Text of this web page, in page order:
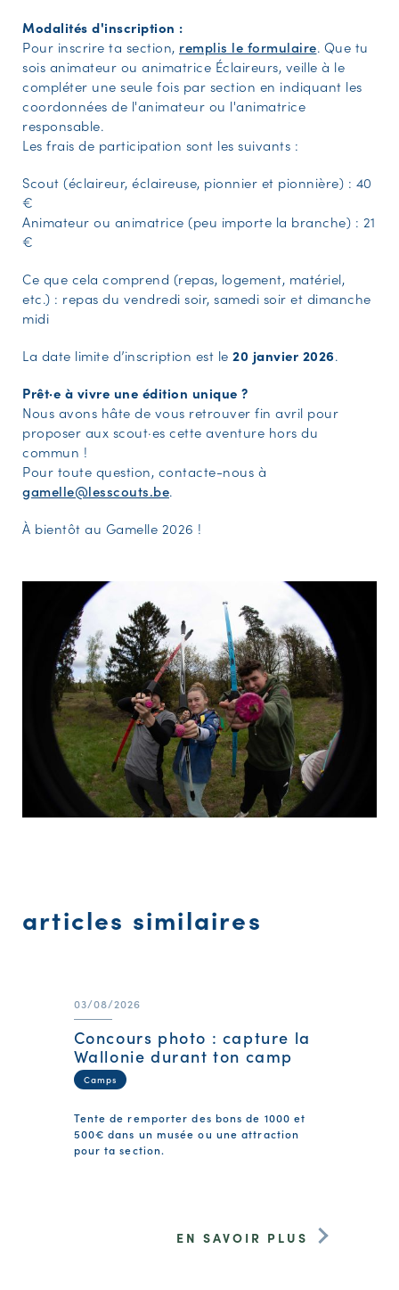
Modalités d'inscription :
Pour inscrire ta section, remplis le formulaire. Que tu
sois animateur ou animatrice Éclaireurs, veille à le
compléter une seule fois par section en indiquant les
coordonnées de l'animateur ou l'animatrice
responsable.
Les frais de participation sont les suivants :
Scout (éclaireur, éclaireuse, pionnier et pionnière) : 40
€
Animateur ou animatrice (peu importe la branche) : 21
€
Ce que cela comprend (repas, logement, matériel,
etc.) : repas du vendredi soir, samedi soir et dimanche
midi
La date limite d’inscription est le 20 janvier 2026.
Prêt·e à vivre une édition unique ?
Nous avons hâte de vous retrouver fin avril pour
proposer aux scout·es cette aventure hors du
commun !
Pour toute question, contacte-nous à
gamelle@lesscouts.be.
À bientôt au Gamelle 2026 !
articles similaires
03/08/2026
Concours photo : capture la
Wallonie durant ton camp
Camps
Tente de remporter des bons de 1000 et
500€ dans un musée ou une attraction
pour ta section.
EN SAVOIR PLUS